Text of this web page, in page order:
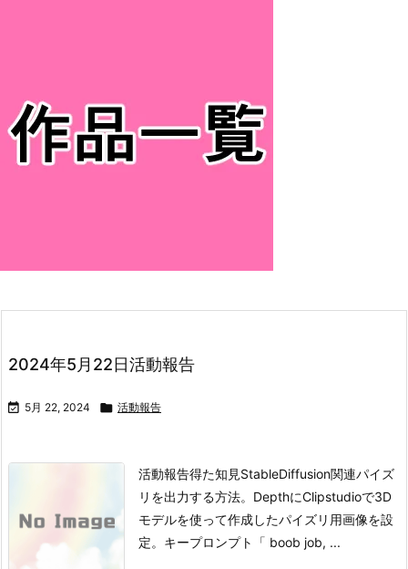
2024年5月22日活動報告
 5月 22, 2024  活動報告
活動報告得た知見StableDiffusion関連パイズ
リを出力する方法。 DepthにClipstudioで3D
モデルを使って作成したパイズリ用画像を設
定。 キープロンプト 「 boob job, ...